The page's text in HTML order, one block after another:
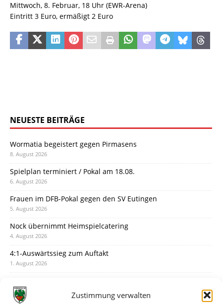
Zustimmung verwalten
Mittwoch, 8. Februar, 18 Uhr (EWR-Arena)
Eintritt 3 Euro, ermäßigt 2 Euro
NEUESTE BEITRÄGE
Wormatia begeistert gegen Pirmasens
8. August 2026
Spielplan terminiert / Pokal am 18.08.
6. August 2026
Frauen im DFB-Pokal gegen den SV Eutingen
5. August 2026
Nock übernimmt Heimspielcatering
4. August 2026
4:1-Auswärtssieg zum Auftakt
1. August 2026
31. Juli 2026